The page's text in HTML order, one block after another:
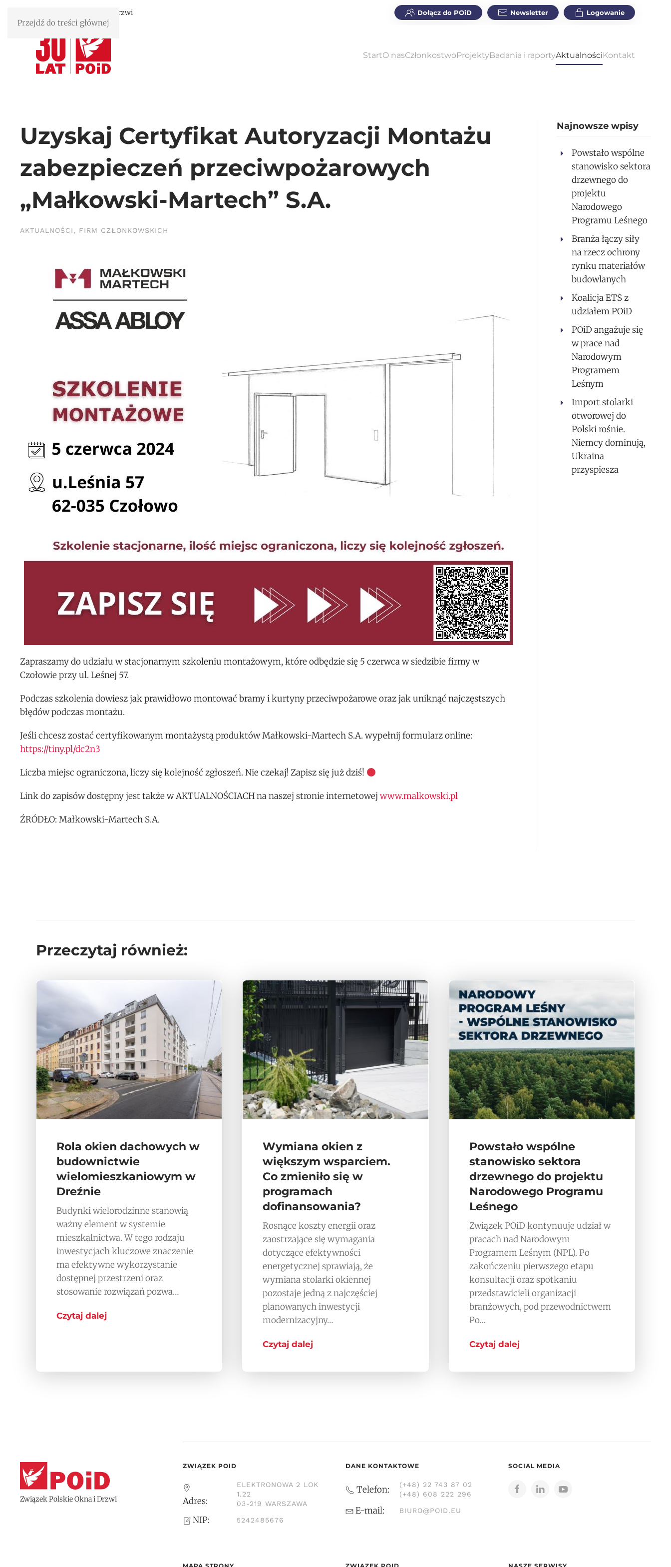
Przejdź do treści głównej
Związek Polskie Okna i Drzwi Dołącz do POiD Newsletter Logowanie
StartO nasCzłonkostwoProjektyBadania i raportyAktualnościKontakt
Uzyskaj Certyfikat Autoryzacji Montażu
zabezpieczeń przeciwpożarowych
„Małkowski-Martech” S.A.
AKTUALNOŚCI, FIRM CZŁONKOWSKICH
Zapraszamy do udziału w stacjonarnym szkoleniu montażowym, które odbędzie się 5 czerwca w siedzibie firmy w
Czołowie przy ul. Leśnej 57.
Podczas szkolenia dowiesz jak prawidłowo montować bramy i kurtyny przeciwpożarowe oraz jak uniknąć najczęstszych
błędów podczas montażu.
Jeśli chcesz zostać certyfikowanym montażystą produktów Małkowski-Martech S.A. wypełnij formularz online:
https://tiny.pl/dc2n3
Liczba miejsc ograniczona, liczy się kolejność zgłoszeń. Nie czekaj! Zapisz się już dziś!
Link do zapisów dostępny jest także w AKTUALNOŚCIACH na naszej stronie internetowej www.malkowski.pl
ŹRÓDŁO: Małkowski-Martech S.A.
Najnowsze wpisy
Powstało wspólne
stanowisko sektora
drzewnego do
projektu
Narodowego
Programu Leśnego
Branża łączy siły
na rzecz ochrony
rynku materiałów
budowlanych
Koalicja ETS z
udziałem POiD
POiD angażuje się
w prace nad
Narodowym
Programem
Leśnym
Import stolarki
otworowej do
Polski rośnie.
Niemcy dominują,
Ukraina
przyspiesza
Przeczytaj również:
Rola okien dachowych w
budownictwie
wielomieszkaniowym w
Dreźnie
Budynki wielorodzinne stanowią
ważny element w systemie
mieszkalnictwa. W tego rodzaju
inwestycjach kluczowe znaczenie
ma efektywne wykorzystanie
dostępnej przestrzeni oraz
stosowanie rozwiązań pozwa…
Czytaj dalej
Wymiana okien z
większym wsparciem.
Co zmieniło się w
programach
dofinansowania?
Rosnące koszty energii oraz
zaostrzające się wymagania
dotyczące efektywności
energetycznej sprawiają, że
wymiana stolarki okiennej
pozostaje jedną z najczęściej
planowanych inwestycji
modernizacyjny…
Czytaj dalej
Powstało wspólne
stanowisko sektora
drzewnego do projektu
Narodowego Programu
Leśnego
Związek POiD kontynuuje udział w
pracach nad Narodowym
Programem Leśnym (NPL). Po
zakończeniu pierwszego etapu
konsultacji oraz spotkaniu
przedstawicieli organizacji
branżowych, pod przewodnictwem
Po…
Czytaj dalej
Związek Polskie Okna i Drzwi
ZWIĄZEK POID
Adres:
ELEKTRONOWA 2 LOK
1.22
03-219 WARSZAWA
NIP: 5242485676
DANE KONTAKTOWE
Telefon:
(+48) 22 743 87 02
(+48) 608 222 296
E-mail: BIURO@POID.EU
SOCIAL MEDIA